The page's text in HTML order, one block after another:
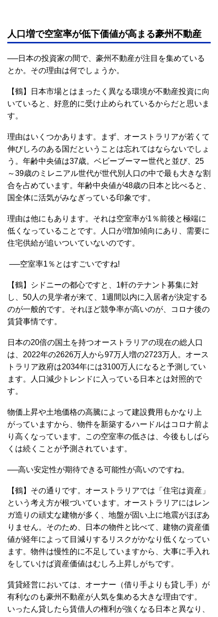
人口増で空室率が低下価値が高まる豪州不動産
──日本の投資家の間で、豪州不動産が注目を集めている
とか。その理由は何でしょうか。
【鶴】日本市場とはまったく異なる環境が不動産投資に向
いていると、好意的に受け止められているからだと思いま
す。
理由はいくつかあります。まず、オーストラリアが若くて
伸びしろのある国だということは忘れてはならないでしょ
う。年齢中央値は37歳。ベビーブーマー世代と並び、25
～39歳のミレニアル世代が世代別人口の中で最も大きな割
合を占めています。年齢中央値が48歳の日本と比べると、
国全体に活気がみなぎっている印象です。
理由は他にもあります。それは空室率が1％前後と極端に
低くなっていることです。人口が増加傾向にあり、需要に
住宅供給が追いついていないのです。
──空室率1％とはすごいですね!
【鶴】シドニーの都心ですと、1軒のテナント募集に対
し、50人の見学者が来て、1週間以内に入居者が決定する
のが一般的です。それほど競争率が高いのが、コロナ後の
賃貸事情です。
日本の20倍の国土を持つオーストラリアの現在の総人口
は、2022年の2626万人から97万人増の2723万人。オース
トラリア政府は2034年には3100万人になると予測してい
ます。人口減少トレンドに入っている日本とは対照的で
す。
物価上昇や土地価格の高騰によって建設費用もかなり上
がっていますから、物件を新築するハードルはコロナ前よ
り高くなっています。この空室率の低さは、今後もしばら
くは続くことが予測されています。
──高い安定性が期待できる可能性が高いのですね。
【鶴】その通りです。オーストラリアでは「住宅は資産」
という考え方が根づいています。オーストラリアにはレン
ガ造りの頑丈な建物が多く、地盤が固い上に地震がほぼあ
りません。そのため、日本の物件と比べて、建物の資産価
値が経年によって目減りするリスクがかなり低くなってい
ます。物件は慢性的に不足していますから、大事に手入れ
をしていけば資産価値はむしろ上昇しがちです。
賃貸経営においては、オーナー（借り手よりも貸し手）が
有利なのも豪州不動産が人気を集める大きな理由です。
いったん貸したら賃借人の権利が強くなる日本と異なり、